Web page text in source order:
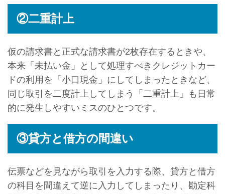
②二重計上
仮の請求書と正式な請求書が2枚存在するときや、
本来「未払い金」として処理すべきクレジットカー
ドの利用を「小口現金」にしてしまったときなど、
同じ取引を二度計上してしまう「二重計上」も日常
的に発生しやすいミスのひとつです。
③貸方と借方の間違い
伝票などを見ながら取引を入力する際、貸方と借方
の科目を間違えて逆に入力してしまったり、勘定科